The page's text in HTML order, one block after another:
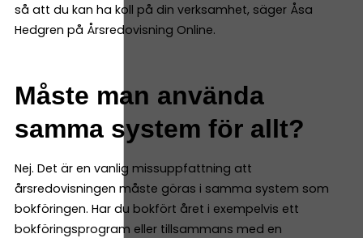
så att du kan ha koll på din verksamhet, säger Åsa
Hedgren på Årsredovisning Online.
Måste man använda
samma system för allt?
Nej. Det är en vanlig missuppfattning att
årsredovisningen måste göras i samma system som
bokföringen. Har du bokfört året i exempelvis ett
bokföringsprogram eller tillsammans med en